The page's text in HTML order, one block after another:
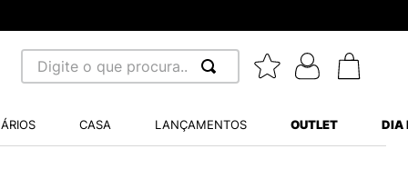
Digite o que procura...
CASA LANÇAMENTOS OUTLET DIA
BALANCE 530